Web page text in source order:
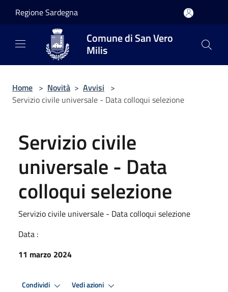
Regione Sardegna
Comune di San Vero
Milis
Home > Novità > Avvisi >
Servizio civile universale - Data colloqui selezione
Servizio civile
universale - Data
colloqui selezione
Servizio civile universale - Data colloqui selezione
Data :
11 marzo 2024
Condividi Vedi azioni